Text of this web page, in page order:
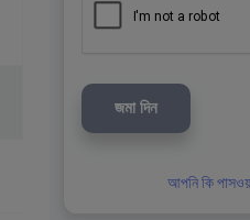
জমা দিন
আপনি কি